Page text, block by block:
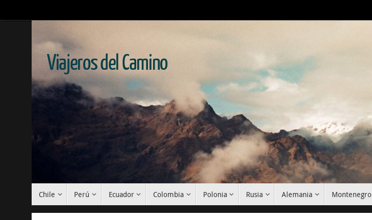
Viajeros del Camino
Chile Perú Ecuador Colombia Polonia Rusia Alemania Montenegro